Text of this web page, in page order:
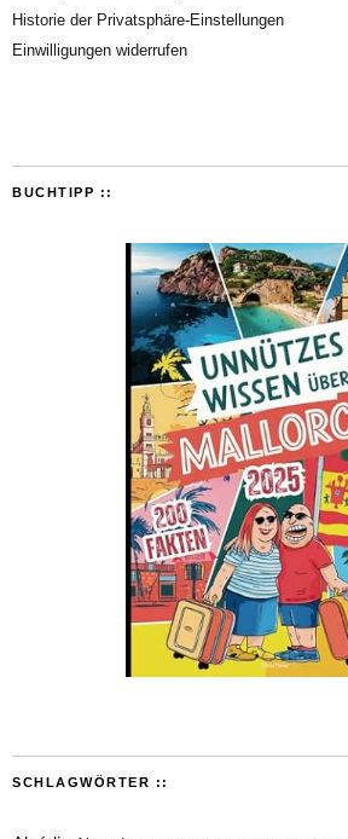
Historie der Privatsphäre-Einstellungen
Einwilligungen widerrufen
BUCHTIPP ::
SCHLAGWÖRTER ::